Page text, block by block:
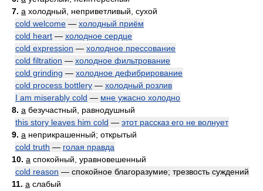
7. a холодный, неприветливый, сухой
cold welcome — холодный приём
cold heart — холодное сердце
cold expression — холодное прессование
cold filtration — холодное фильтрование
cold grinding — холодное дефибрирование
cold process bottlery — холодный розлив
I am miserably cold — мне ужасно холодно
8. a безучастный, равнодушный
this story leaves him cold — этот рассказ его не волнует
9. a неприкрашенный; открытый
cold truth — голая правда
10. a спокойный, уравновешенный
cold reason — спокойное благоразумие; трезвость суждений
11. a слабый